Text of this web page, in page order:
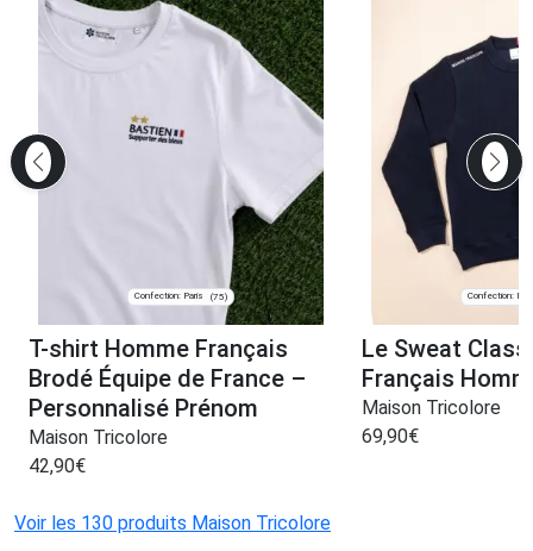
Confection: Paris (75)
T-shirt Homme Français
Brodé Équipe de France –
Personnalisé Prénom
Maison Tricolore
42,90€
Confection:
Le Sweat
Français
Maison Tricolore
69,90€
Voir les 130 produits Maison Tricolore